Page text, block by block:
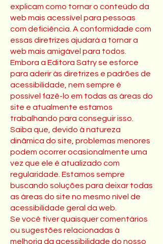
explicam como tornar o conteúdo da
web mais acessível para pessoas
com deficiência. A conformidade com
essas diretrizes ajudará a tornar a
web mais amigável para todos.
Embora a Editora Satry se esforce
para aderir às diretrizes e padrões de
acessibilidade, nem sempre é
possível fazê-lo em todas as áreas do
site e atualmente estamos
trabalhando para conseguir isso.
Saiba que, devido à natureza
dinâmica do site, problemas menores
podem ocorrer ocasionalmente uma
vez que ele é atualizado com
regularidade. Estamos sempre
buscando soluções para deixar todas
as áreas do site no mesmo nível de
acessibilidade geral da web.
Se você tiver quaisquer comentários
ou sugestões relacionadas à
melhoria da acessibilidade do nosso